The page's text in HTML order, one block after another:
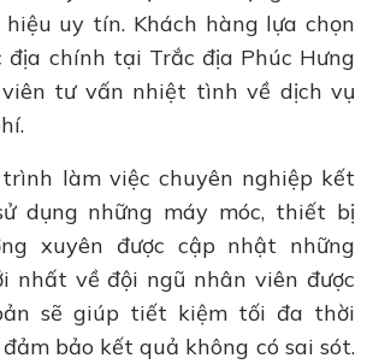
uy tín. Khách hàng lựa chọn
địa chính tại Trắc địa Phúc Hưng
tư vấn nhiệt tình về dịch vụ
làm việc chuyên nghiệp kết
dụng những máy móc, thiết bị
xuyên được cập nhật những
nhất về đội ngũ nhân viên được
sẽ giúp tiết kiệm tối đa thời
bảo kết quả không có sai sót.